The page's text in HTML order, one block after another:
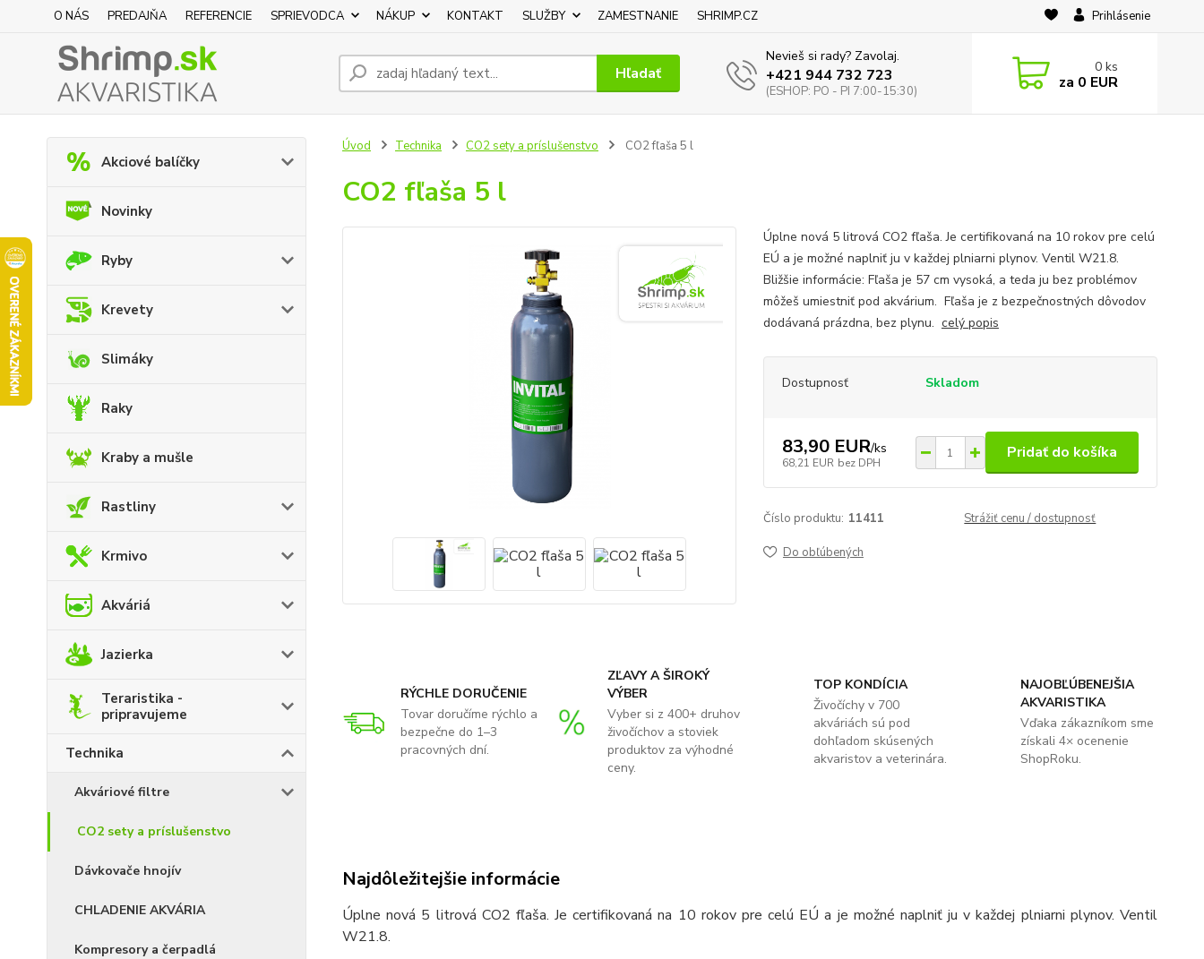
O NÁS PREDAJŇA REFERENCIE SPRIEVODCA NÁKUP KONTAKT SLUŽBY ZAMESTNANIE SHRIMP.CZ Prihlásenie
Hľadať
Nevieš si rady? Zavolaj.
+421 944 732 723
(ESHOP: PO - PI 7:00-15:30)
0 ks
za 0 EUR
Akciové balíčky
Novinky
Ryby
Krevety
Slimáky
Raky
Kraby a mušle
Rastliny
Krmivo
Akváriá
Jazierka
Teraristika -
pripravujeme
Technika
Akváriové filtre
CO2 sety a príslušenstvo
Dávkovače hnojív
CHLADENIE AKVÁRIA
Kompresory a čerpadlá
Úvod Technika CO2 sety a príslušenstvo CO2 fľaša 5 l
CO2 fľaša 5 l
Úplne nová 5 litrová CO2 fľaša. Je certifikovaná na 10 rokov pre celú
EÚ a je možné naplniť ju v každej plniarni plynov. Ventil W21.8.
Bližšie informácie: Fľaša je 57 cm vysoká, a teda ju bez problémov
môžeš umiestniť pod akvárium. Fľaša je z bezpečnostných dôvodov
dodávaná prázdna, bez plynu. celý popis
Dostupnosť Skladom
83,90 EUR/ks
68,21 EUR bez DPH
Pridať do košíka
Číslo produktu: 11411 Strážiť cenu / dostupnosť
Do obľúbených
RÝCHLE DORUČENIE
Tovar doručíme rýchlo a
bezpečne do 1–3
pracovných dní.
ZĽAVY A ŠIROKÝ
VÝBER
Vyber si z 400+ druhov
živočíchov a stoviek
produktov za výhodné
ceny.
TOP KONDÍCIA
Živočíchy v 700
akváriách sú pod
dohľadom skúsených
akvaristov a veterinára.
NAJOBĽÚBENEJŠIA
AKVARISTIKA
Vďaka zákazníkom sme
získali 4× ocenenie
ShopRoku.
Najdôležitejšie informácie
Úplne nová 5 litrová CO2 fľaša. Je certifikovaná na 10 rokov pre celú EÚ a je možné naplniť ju v každej plniarni plynov. Ventil
W21.8.